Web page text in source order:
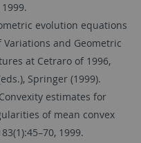
evolution equations
and Geometric
at Cetraro of 1996,
Springer (1999).
estimates for
of mean convex
1999.